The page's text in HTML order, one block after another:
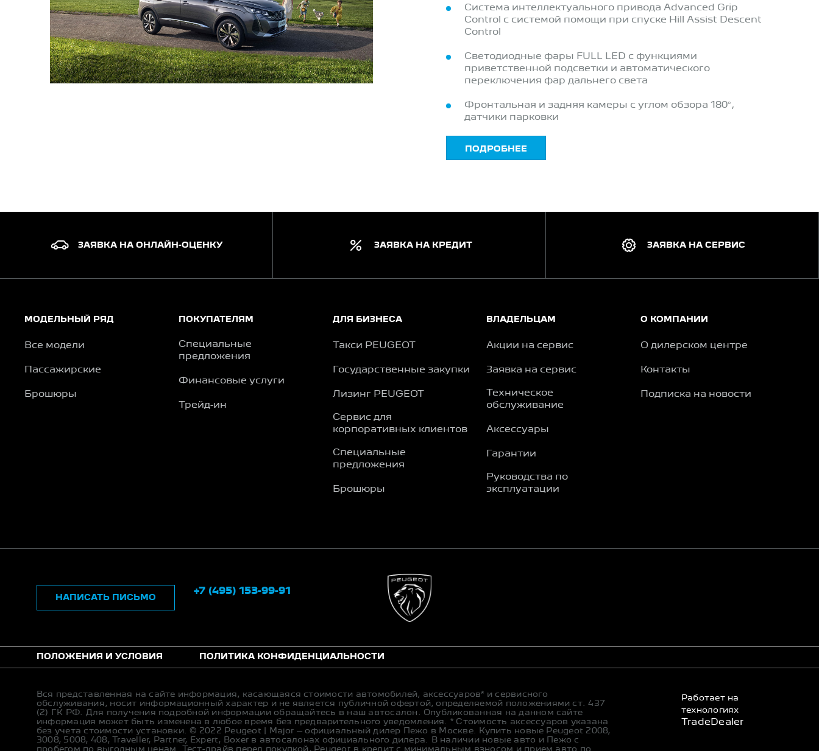
Система интеллектуального привода Advanced Grip
Control с системой помощи при спуске Hill Assist Descent
Control
Светодиодные фары FULL LED с функциями
приветственной подсветки и автоматического
переключения фар дальнего света
Фронтальная и задняя камеры с углом обзора 180°,
датчики парковки
ПОДРОБНЕЕ
ЗАЯВКА НА ОНЛАЙН-ОЦЕНКУ ЗАЯВКА НА КРЕДИТ ЗАЯВКА НА СЕРВИС
МОДЕЛЬНЫЙ РЯД
Все модели
Пассажирские
Брошюры
ПОКУПАТЕЛЯМ
Специальные
предложения
Финансовые услуги
Трейд-ин
ДЛЯ БИЗНЕСА
Такси PEUGEOT
Государственные закупки
Лизинг PEUGEOT
Сервис для
корпоративных клиентов
Специальные
предложения
Брошюры
ВЛАДЕЛЬЦАМ
Акции на сервис
Заявка на сервис
Техническое
обслуживание
Аксессуары
Гарантии
Руководства по
эксплуатации
О КОМПАНИИ
О дилерском центре
Контакты
Подписка на новости
+7 (495) 153-99-91
НАПИСАТЬ ПИСЬМО
ПОЛОЖЕНИЯ И УСЛОВИЯ ПОЛИТИКА КОНФИДЕНЦИАЛЬНОСТИ
Вся представленная на сайте информация, касающаяся стоимости автомобилей, аксессуаров* и сервисного
обслуживания, носит информационный характер и не является публичной офертой, определяемой положениями ст. 437
(2) ГК РФ. Для получения подробной информации обращайтесь в наш автосалон. Опубликованная на данном сайте
информация может быть изменена в любое время без предварительного уведомления. * Стоимость аксессуаров указана
без учета стоимости установки. © 2022 Peugeot | Major – официальный дилер Пежо в Москве. Купить новые Peugeot 2008,
3008, 5008, 408, Traveller, Partner, Expert, Boxer в автосалонах официального дилера. В наличии новые авто и Пежо с
пробегом по выгодным ценам. Тест-драйв перед покупкой, Peugeot в кредит с минимальным взносом и прием авто по
Работает на
технологиях
TradeDealer